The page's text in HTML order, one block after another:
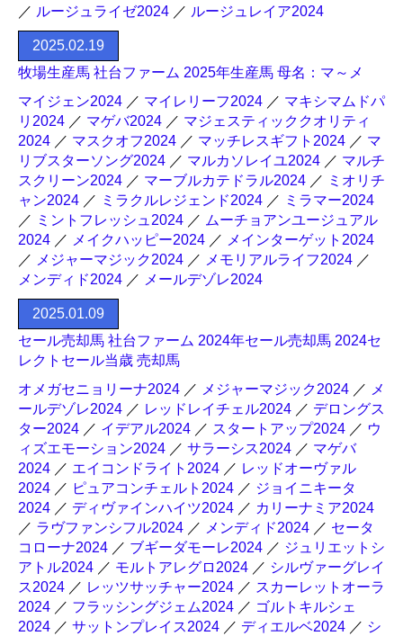
／ ルージュライゼ2024 ／ ルージュレイア2024
2025.02.19
牧場生産馬 社台ファーム 2025年生産馬 母名：マ～メ
マイジェン2024 ／ マイレリーフ2024 ／ マキシマムドパ
リ2024 ／ マゲバ2024 ／ マジェスティッククオリティ
2024 ／ マスクオフ2024 ／ マッチレスギフト2024 ／ マ
リブスターソング2024 ／ マルカソレイユ2024 ／ マルチ
スクリーン2024 ／ マーブルカテドラル2024 ／ ミオリチ
ャン2024 ／ ミラクルレジェンド2024 ／ ミラマー2024
／ ミントフレッシュ2024 ／ ムーチョアンユージュアル
2024 ／ メイクハッピー2024 ／ メインターゲット2024
／ メジャーマジック2024 ／ メモリアルライフ2024 ／
メンディド2024 ／ メールデゾレ2024
2025.01.09
セール売却馬 社台ファーム 2024年セール売却馬 2024セ
レクトセール当歳 売却馬
オメガセニョリーナ2024 ／ メジャーマジック2024 ／ メ
ールデゾレ2024 ／ レッドレイチェル2024 ／ デロングス
ター2024 ／ イデアル2024 ／ スタートアップ2024 ／ ウ
ィズエモーション2024 ／ サラーシス2024 ／ マゲバ
2024 ／ エイコンドライト2024 ／ レッドオーヴァル
2024 ／ ピュアコンチェルト2024 ／ ジョイニキータ
2024 ／ ディヴァインハイツ2024 ／ カリーナミア2024
／ ラヴファンシフル2024 ／ メンディド2024 ／ セータ
コローナ2024 ／ ブギーダモーレ2024 ／ ジュリエットシ
アトル2024 ／ モルトアレグロ2024 ／ シルヴァーグレイ
ス2024 ／ レッツサッチャー2024 ／ スカーレットオーラ
2024 ／ フラッシングジェム2024 ／ ゴルトキルシェ
2024 ／ サットンプレイス2024 ／ ディエルベ2024 ／ シ